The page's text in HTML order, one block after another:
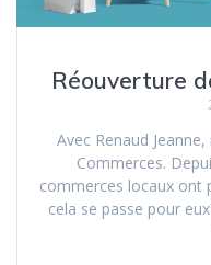
Réouverture
Avec Renaud
Commerces.
commerces locaux ont
cela se passe pour